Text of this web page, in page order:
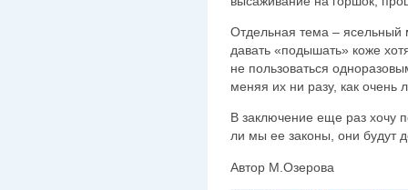
Отдельная тема – ясельный
давать «подышать» коже
не пользоваться
меняя их ни разу, как очень
В заключение еще раз хочу
ли мы ее законы, они будут
Автор М.Озерова